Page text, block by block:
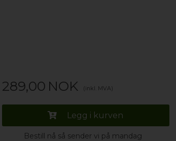
289,00 NOK (inkl. MVA)
Legg i kurven
Bestill nå så sender vi på mandag